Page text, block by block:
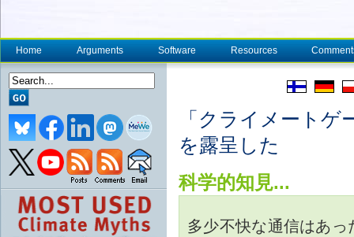
Home Arguments Software Resources
「クライメートゲ
を露呈した
科学的知見...
多少不快な通信はあ